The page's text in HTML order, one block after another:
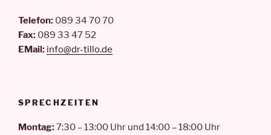
Telefon: 089 34 70 70
Fax: 089 33 47 52
EMail: info@dr-tillo.de
SPRECHZEITEN
Montag:7:30 – 13:00 Uhr und 14:00 – 18:00 Uhr